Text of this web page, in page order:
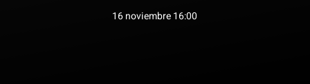
16 noviembre 16:00